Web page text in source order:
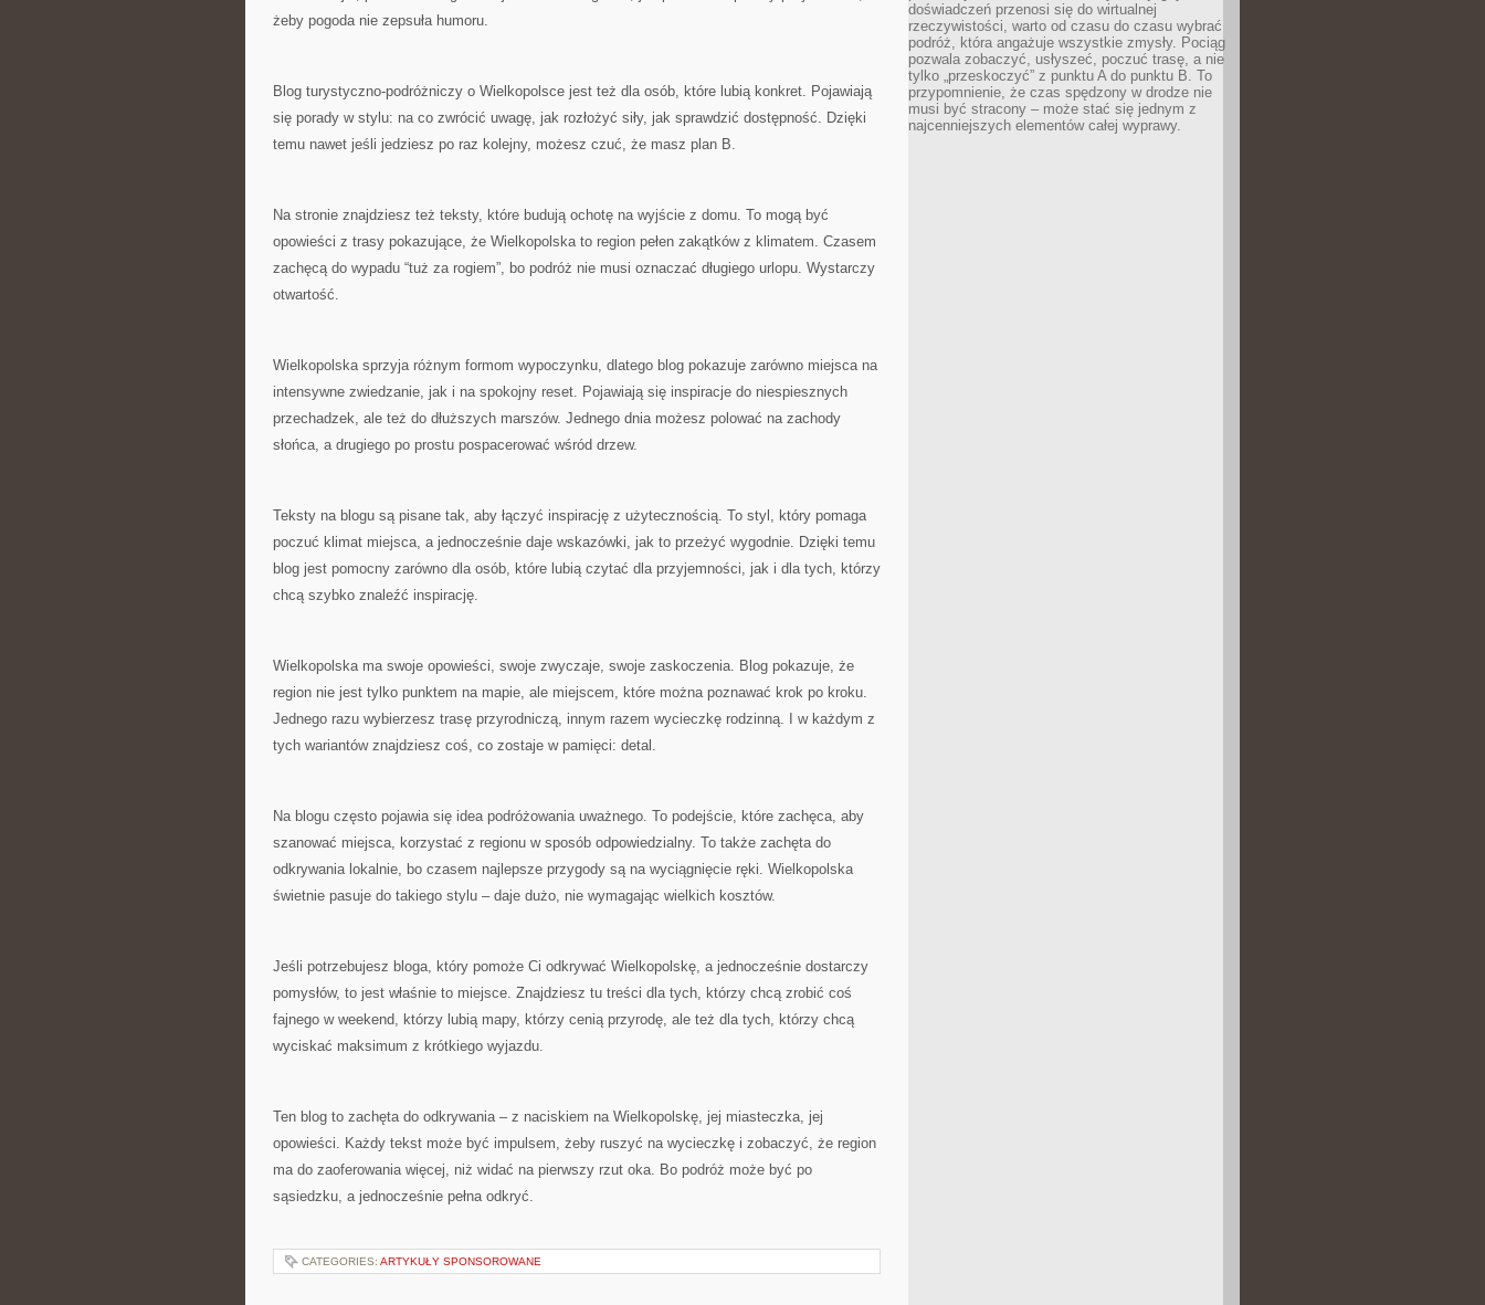
żeby pogoda nie zepsuła humoru.
Blog turystyczno-podróżniczy o Wielkopolsce jest też dla osób, które lubią konkret. Pojawiają
się porady w stylu: na co zwrócić uwagę, jak rozłożyć siły, jak sprawdzić dostępność. Dzięki
temu nawet jeśli jedziesz po raz kolejny, możesz czuć, że masz plan B.
Na stronie znajdziesz też teksty, które budują ochotę na wyjście z domu. To mogą być
opowieści z trasy pokazujące, że Wielkopolska to region pełen zakątków z klimatem. Czasem
zachęcą do wypadu “tuż za rogiem”, bo podróż nie musi oznaczać długiego urlopu. Wystarczy
otwartość.
Wielkopolska sprzyja różnym formom wypoczynku, dlatego blog pokazuje zarówno miejsca na
intensywne zwiedzanie, jak i na spokojny reset. Pojawiają się inspiracje do niespiesznych
przechadzek, ale też do dłuższych marszów. Jednego dnia możesz polować na zachody
słońca, a drugiego po prostu pospacerować wśród drzew.
Teksty na blogu są pisane tak, aby łączyć inspirację z użytecznością. To styl, który pomaga
poczuć klimat miejsca, a jednocześnie daje wskazówki, jak to przeżyć wygodnie. Dzięki temu
blog jest pomocny zarówno dla osób, które lubią czytać dla przyjemności, jak i dla tych, którzy
chcą szybko znaleźć inspirację.
Wielkopolska ma swoje opowieści, swoje zwyczaje, swoje zaskoczenia. Blog pokazuje, że
region nie jest tylko punktem na mapie, ale miejscem, które można poznawać krok po kroku.
Jednego razu wybierzesz trasę przyrodniczą, innym razem wycieczkę rodzinną. I w każdym z
tych wariantów znajdziesz coś, co zostaje w pamięci: detal.
Na blogu często pojawia się idea podróżowania uważnego. To podejście, które zachęca, aby
szanować miejsca, korzystać z regionu w sposób odpowiedzialny. To także zachęta do
odkrywania lokalnie, bo czasem najlepsze przygody są na wyciągnięcie ręki. Wielkopolska
świetnie pasuje do takiego stylu – daje dużo, nie wymagając wielkich kosztów.
Jeśli potrzebujesz bloga, który pomoże Ci odkrywać Wielkopolskę, a jednocześnie dostarczy
pomysłów, to jest właśnie to miejsce. Znajdziesz tu treści dla tych, którzy chcą zrobić coś
fajnego w weekend, którzy lubią mapy, którzy cenią przyrodę, ale też dla tych, którzy chcą
wyciskać maksimum z krótkiego wyjazdu.
Ten blog to zachęta do odkrywania – z naciskiem na Wielkopolskę, jej miasteczka, jej
opowieści. Każdy tekst może być impulsem, żeby ruszyć na wycieczkę i zobaczyć, że region
ma do zaoferowania więcej, niż widać na pierwszy rzut oka. Bo podróż może być po
sąsiedzku, a jednocześnie pełna odkryć.
CATEGORIES: ARTYKUŁY SPONSOROWANE
doświadczeń przenosi się do wirtualnej
rzeczywistości, warto od czasu do czasu wybrać
podróż, która angażuje wszystkie zmysły. Pociąg
pozwala zobaczyć, usłyszeć, poczuć trasę, a nie
tylko „przeskoczyć” z punktu A do punktu B. To
przypomnienie, że czas spędzony w drodze nie
musi być stracony – może stać się jednym z
najcenniejszych elementów całej wyprawy.